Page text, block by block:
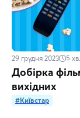
29 грудня 2023 5 хв.
Добірка
вихідних
#Київстар